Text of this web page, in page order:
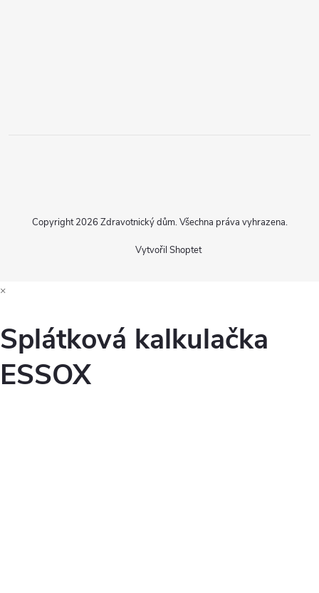
Vytvořil Shoptet
Copyright 2026 Zdravotnický dům. Všechna práva vyhrazena.
×
Splátková kalkulačka
ESSOX